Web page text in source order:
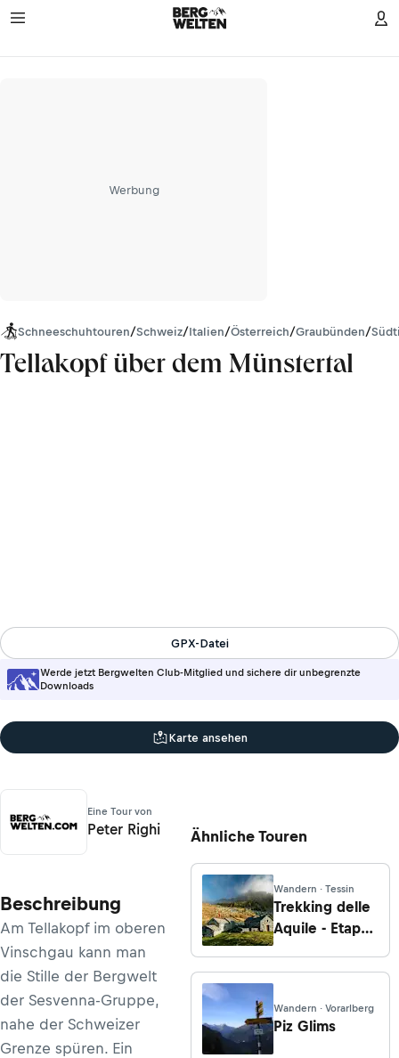
Werbung
Schneeschuhtouren/Schweiz/Italien/Österreich/Graubünden/
Tellakopf über dem Münstertal
Werde jetzt Bergwelten Club-Mitglied und sichere dir unbegrenzte
Downloads
GPX-Datei
Karte ansehen
Eine Tour von
Peter Righi
Beschreibung
Am Tellakopf im oberen
Vinschgau kann man
die Stille der Bergwelt
der Sesvenna-Gruppe,
nahe der Schweizer
Grenze spüren. Ein
Ähnliche Touren
Wandern · Tessin
Trekking delle
Aquile - Etappe
Capanna Alpe
Lodano
Wandern · Vorarlberg
Piz Glims